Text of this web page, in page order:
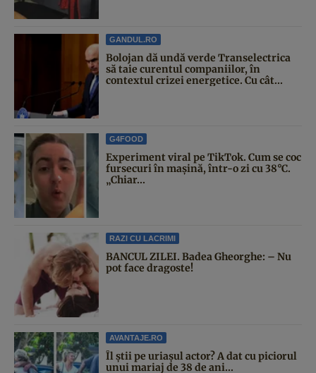
GANDUL.RO
Bolojan dă undă verde Transelectrica
să taie curentul companiilor, în
contextul crizei energetice. Cu cât...
G4FOOD
Experiment viral pe TikTok. Cum se coc
fursecuri în mașină, într-o zi cu 38°C.
„Chiar...
RAZI CU LACRIMI
BANCUL ZILEI. Badea Gheorghe: – Nu
pot face dragoste!
AVANTAJE.RO
Îl știi pe uriașul actor? A dat cu piciorul
unui mariaj de 38 de ani...